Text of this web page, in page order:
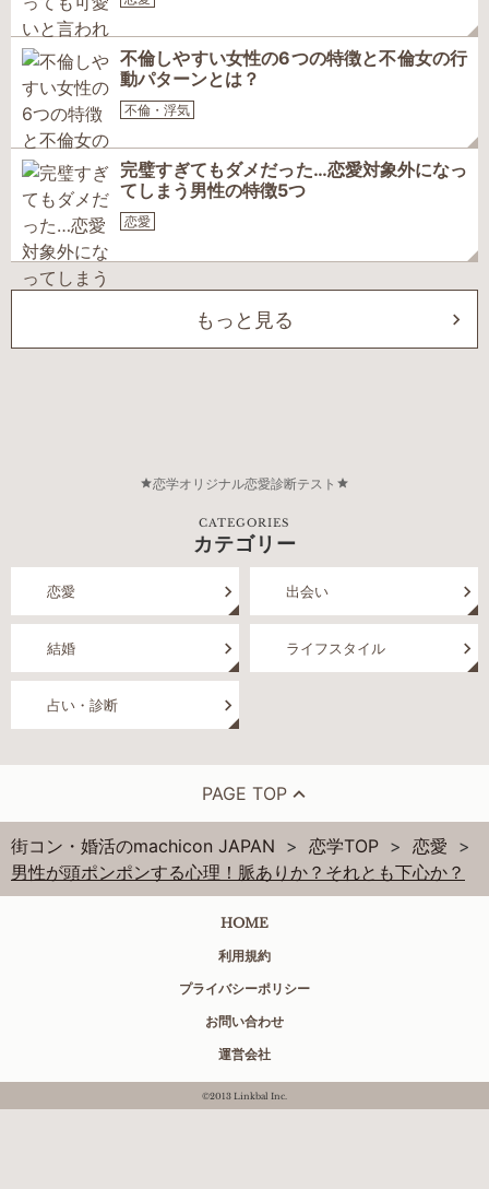
不倫しやすい女性の6つの特徴と不倫女の行
動パターンとは？
不倫・浮気
完璧すぎてもダメだった…恋愛対象外になっ
てしまう男性の特徴5つ
恋愛
もっと見る
恋学オリジナル恋愛診断テスト
CATEGORIES
カテゴリー
恋愛 出会い
結婚 ライフスタイル
占い・診断
PAGE TOP
街コン・婚活のmachicon JAPAN 恋学TOP
恋愛
男性が頭ポンポンする心理！脈ありか？それとも下心か？
HOME
利用規約
プライバシーポリシー
お問い合わせ
運営会社
©2013 Linkbal Inc.